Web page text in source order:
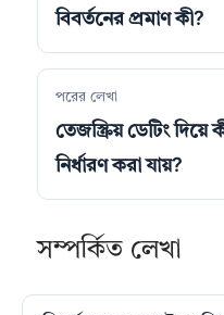
বিবর্তনের প্রমাণ কী?
পরের লেখা
তেজস্ক্রিয় ডেটিং
নির্ধারণ করা যায়?
সম্পর্কিত লেখা